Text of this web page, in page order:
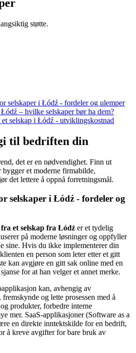
støtte.
selskaper i Łódź - fordeler og ulemper
– hvilke selskaper bør ha dem?
selskap i Łódź - utviklingskostnad
til bedriften din
det er en nødvendighet. Finn ut
et moderne firmabilde,
det lettere å oppnå forretningsmål.
selskaper i Łódź - fordeler og
et selskap fra Łódź er et tydelig
på moderne løsninger og oppfyller
sine. Hvis du ikke implementerer din
en person som leter etter et gitt
kan avgjøre en gitt sak online med en
for at han velger et annet merke.
kan, avhengig av
og lette prosessen med å
produkter, forbedre interne
mer. SaaS-applikasjoner (Software as a
en direkte inntektskilde for en bedrift,
å kreve avgifter for bare bruk av